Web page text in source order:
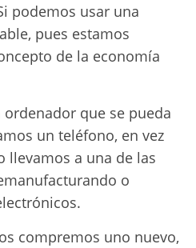
podemos usar una
pues estamos
de la economía
que se pueda
un teléfono, en vez
llevamos a una de las
o
compremos uno nuevo,